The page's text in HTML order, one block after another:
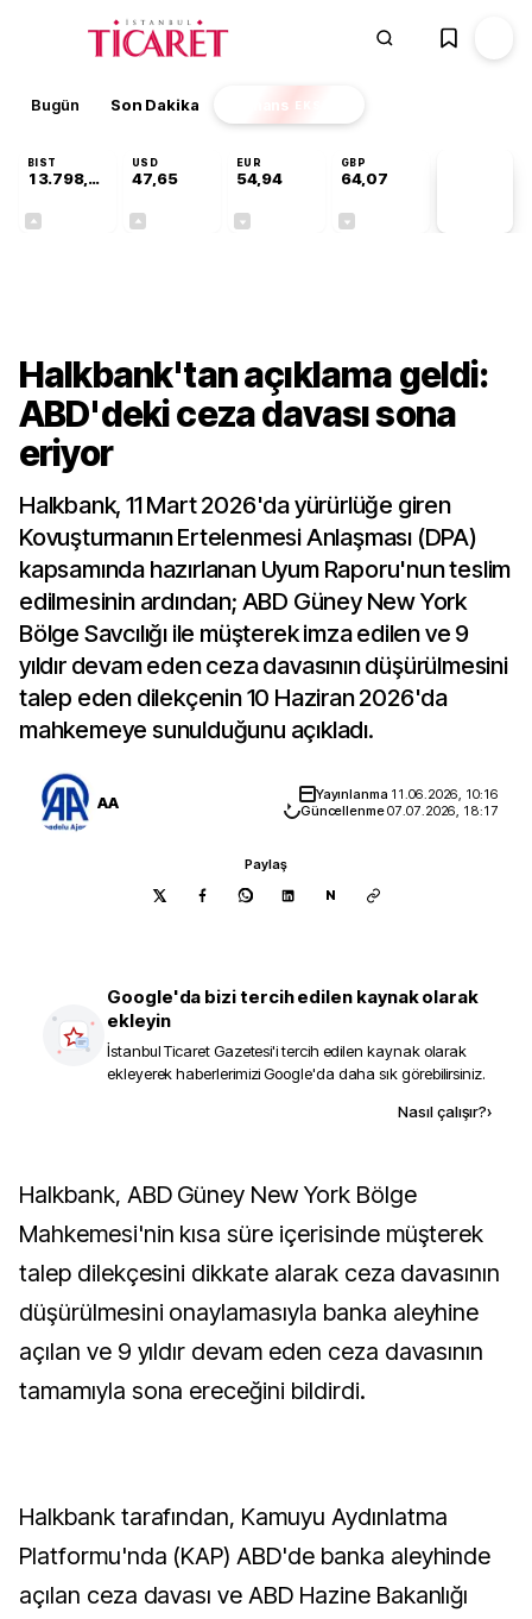
Bugün Son Dakika Finans EKSTRA
BIST
13.798,82
USD
47,65
EUR
54,94
GBP
64,07
Halkbank'tan açıklama geldi:
ABD'deki ceza davası sona
eriyor
Halkbank, 11 Mart 2026'da yürürlüğe giren
Kovuşturmanın Ertelenmesi Anlaşması (DPA)
kapsamında hazırlanan Uyum Raporu'nun teslim
edilmesinin ardından; ABD Güney New York
Bölge Savcılığı ile müşterek imza edilen ve 9
yıldır devam eden ceza davasının düşürülmesini
talep eden dilekçenin 10 Haziran 2026'da
mahkemeye sunulduğunu açıkladı.
AA Yayınlanma 11.06.2026, 10:16
Güncellenme07.07.2026, 18:17
Paylaş
N
Google'da bizi tercih edilen kaynak olarak
ekleyin
İstanbul Ticaret Gazetesi'i tercih edilen kaynak olarak
ekleyerek haberlerimizi Google'da daha sık görebilirsiniz.
Nasıl çalışır?›
Halkbank, ABD Güney New York Bölge
Mahkemesi'nin kısa süre içerisinde müşterek
talep dilekçesini dikkate alarak ceza davasının
düşürülmesini onaylamasıyla banka aleyhine
açılan ve 9 yıldır devam eden ceza davasının
tamamıyla sona ereceğini bildirdi.
Halkbank tarafından, Kamuyu Aydınlatma
Platformu'nda (KAP) ABD'de banka aleyhinde
açılan ceza davası ve ABD Hazine Bakanlığı